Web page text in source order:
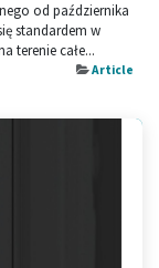
od października
standardem w
terenie całe...
Article